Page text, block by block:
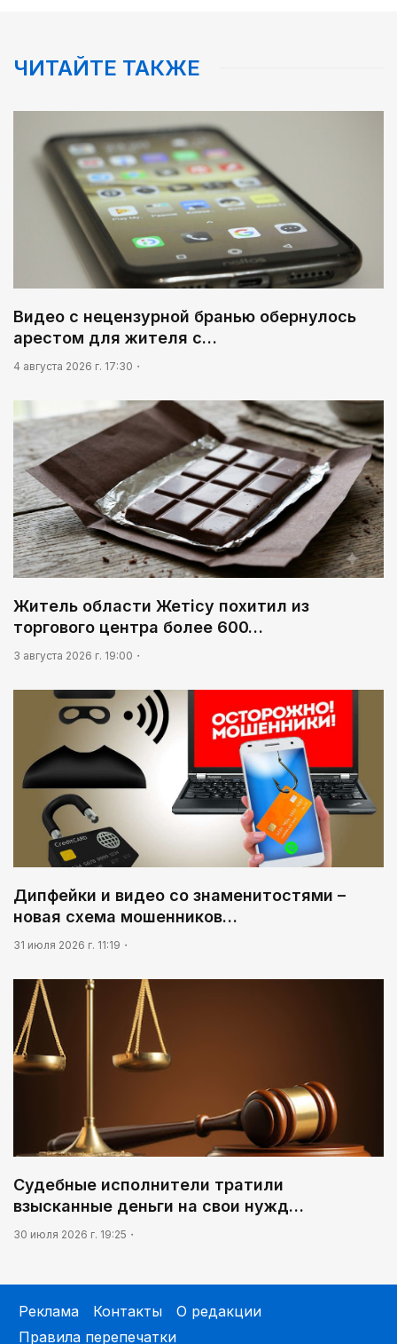
ЧИТАЙТЕ ТАКЖЕ
Видео с нецензурной бранью обернулось
арестом для жителя с…
4 августа 2026 г. 17:30
Житель области Жетісу похитил из
торгового центра более 600…
3 августа 2026 г. 19:00
Дипфейки и видео со знаменитостями –
новая схема мошенников…
31 июля 2026 г. 11:19
Судебные исполнители тратили
взысканные деньги на свои нужд…
30 июля 2026 г. 19:25
Реклама Контакты
О редакции
Правила перепечатки